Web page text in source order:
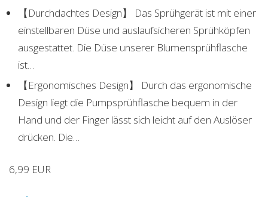
【Durchdachtes Design】 Das Sprühgerät ist mit einer
einstellbaren Düse und auslaufsicheren Sprühköpfen
ausgestattet. Die Düse unserer Blumensprühflasche
ist…
【Ergonomisches Design】 Durch das ergonomische
Design liegt die Pumpsprühflasche bequem in der
Hand und der Finger lässt sich leicht auf den Auslöser
drücken. Die…
6,99 EUR